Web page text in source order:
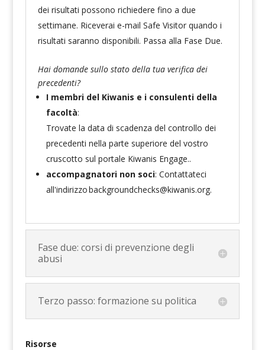
dei risultati possono richiedere fino a due
settimane. Riceverai e-mail Safe Visitor quando i
risultati saranno disponibili. Passa alla Fase Due.
Hai domande sullo stato della tua verifica dei
precedenti?
I membri del Kiwanis e i consulenti della
facoltà:
Trovate la data di scadenza del controllo dei
precedenti nella parte superiore del vostro
cruscotto sul portale Kiwanis Engage..
accompagnatori non soci: Contattateci
all'indirizzobackgroundchecks@kiwanis.org.
Fase due: corsi di prevenzione degli
abusi
Terzo passo: formazione su politica
Risorse